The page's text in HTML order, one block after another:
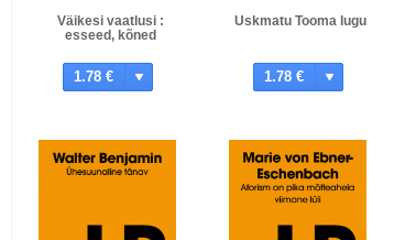
Väikesi vaatlusi :
esseed, kõned
1.78 €
Uskmatu Tooma lugu
1.78 €